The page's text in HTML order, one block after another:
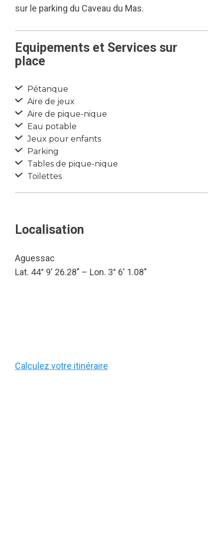
sur le parking du Caveau du Mas.
Equipements et Services sur
place
Pétanque
Aire de jeux
Aire de pique-nique
Eau potable
Jeux pour enfants
Parking
Tables de pique-nique
Toilettes
Localisation
Aguessac
Lat. 44° 9′ 26.28″ – Lon. 3° 6′ 1.08″
Calculez votre itinéraire